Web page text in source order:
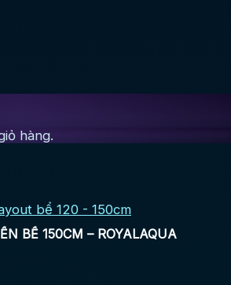
hàng.
bể 120 - 150cm
BỂ 150CM – ROYALAQUA